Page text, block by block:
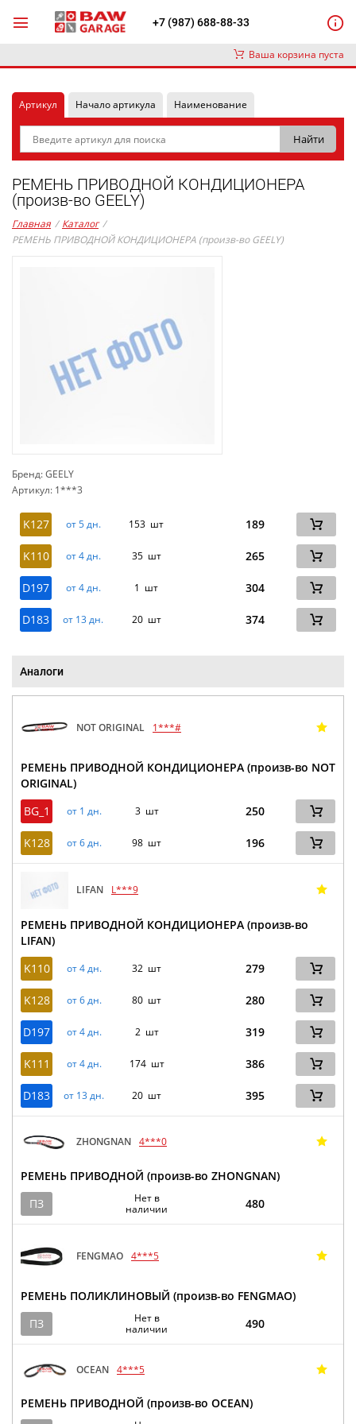
+7 (987) 688-88-33
Ваша корзина пуста
Артикул Начало артикула Наименование
РЕМЕНЬ ПРИВОДНОЙ КОНДИЦИОНЕРА
(произв-во GEELY)
Главная / Каталог /
РЕМЕНЬ ПРИВОДНОЙ КОНДИЦИОНЕРА (произв-во GEELY)
Бренд: GEELY
Артикул: 1***3
K127 от 5 дн. 153 шт 189
K110 от 4 дн. 35 шт 265
D197 от 4 дн. 1 шт 304
D183 от 13 дн. 20 шт 374
Аналоги
NOT ORIGINAL 1***#
РЕМЕНЬ ПРИВОДНОЙ КОНДИЦИОНЕРА (произв-во NOT
ORIGINAL)
BG_1
от 1 дн. 3 шт 250
K128 от 6 дн. 98 шт 196
LIFAN L***9
РЕМЕНЬ ПРИВОДНОЙ КОНДИЦИОНЕРА (произв-во
LIFAN)
K110
от 4 дн. 32 шт 279
K128 от 6 дн. 80 шт 280
D197 от 4 дн. 2 шт 319
K111 от 4 дн. 174 шт 386
D183 от 13 дн. 20 шт 395
ZHONGNAN 4***0
РЕМЕНЬ ПРИВОДНОЙ (произв-во ZHONGNAN)
ПЗ
Нет в
наличии
480
FENGMAO 4***5
РЕМЕНЬ ПОЛИКЛИНОВЫЙ (произв-во FENGMAO)
ПЗ
Нет в
наличии
490
OCEAN 4***5
РЕМЕНЬ ПРИВОДНОЙ (произв-во OCEAN)